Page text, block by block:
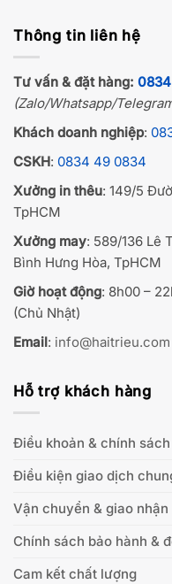
Thông tin liên hệ
Tư vấn & đặt hàng:
(Zalo/Whatsapp/
Khách doanh nghiệp:
CSKH: 0834 49 0834
Xưởng in thêu: 149/5
TpHCM
Xưởng may: 589/136 Lê
Bình Hưng Hòa, TpHCM
Giờ hoạt động: 8h00 –
(Chủ Nhật)
Email: info@haitrieu.com
Hỗ trợ khách hàng
Điều khoản & chính
Điều kiện giao dịch
Vận chuyển & giao nhận
Chính sách bảo hành &
Cam kết chất lượng